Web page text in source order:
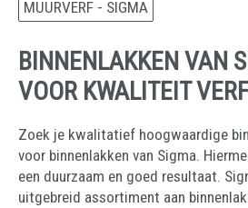
MUURVERF - SIGMA
BINNENLAKKEN VAN
VOOR KWALITEIT VERF
Zoek je kwalitatief hoogwaardige
voor binnenlakken van Sigma.
een duurzaam en goed resultaat.
uitgebreid assortiment aan